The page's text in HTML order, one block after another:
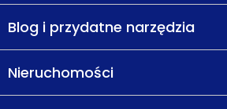
Blog i przydatne narzędzia
Nieruchomości